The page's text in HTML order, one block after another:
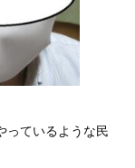
っているような民